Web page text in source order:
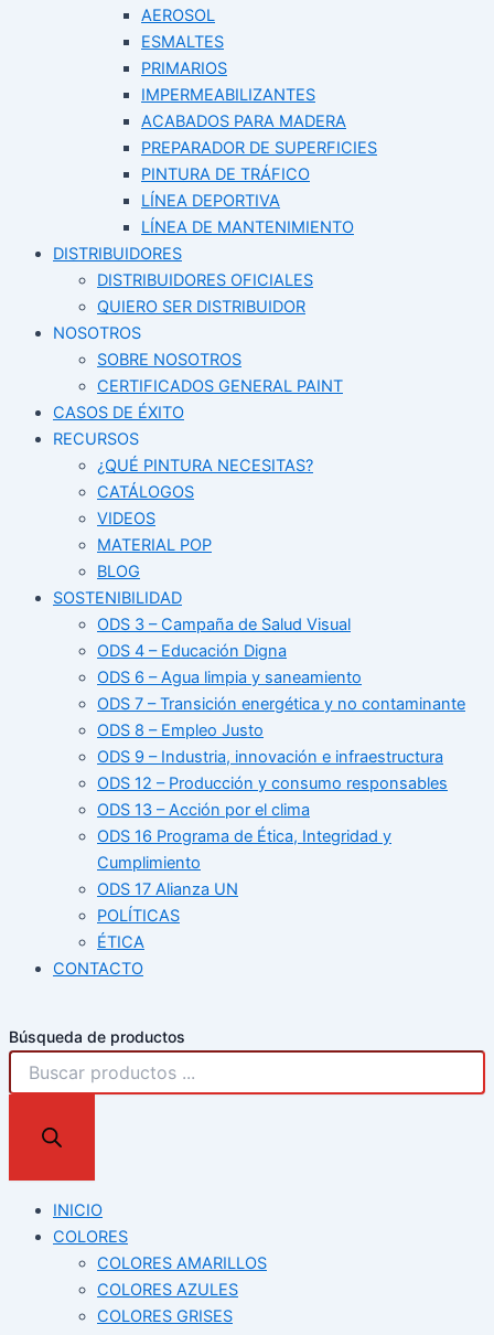
AEROSOL
ESMALTES
PRIMARIOS
IMPERMEABILIZANTES
ACABADOS PARA MADERA
PREPARADOR DE SUPERFICIES
PINTURA DE TRÁFICO
LÍNEA DEPORTIVA
LÍNEA DE MANTENIMIENTO
DISTRIBUIDORES
DISTRIBUIDORES OFICIALES
QUIERO SER DISTRIBUIDOR
NOSOTROS
SOBRE NOSOTROS
CERTIFICADOS GENERAL PAINT
CASOS DE ÉXITO
RECURSOS
¿QUÉ PINTURA NECESITAS?
CATÁLOGOS
VIDEOS
MATERIAL POP
BLOG
SOSTENIBILIDAD
ODS 3 – Campaña de Salud Visual
ODS 4 – Educación Digna
ODS 6 – Agua limpia y saneamiento
ODS 7 – Transición energética y no contaminante
ODS 8 – Empleo Justo
ODS 9 – Industria, innovación e infraestructura
ODS 12 – Producción y consumo responsables
ODS 13 – Acción por el clima
ODS 16 Programa de Ética, Integridad y
Cumplimiento
ODS 17 Alianza UN
POLÍTICAS
ÉTICA
CONTACTO
Búsqueda de productos
INICIO
COLORES
COLORES AMARILLOS
COLORES AZULES
COLORES GRISES